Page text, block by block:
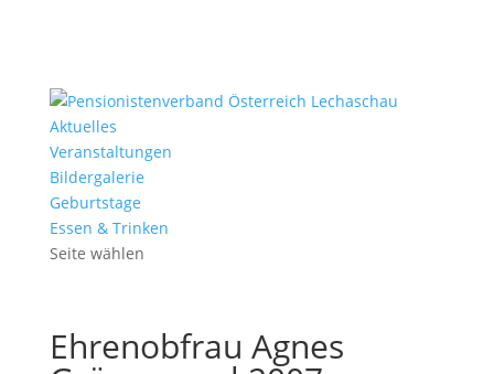
Aktuelles
Veranstaltungen
Bildergalerie
Geburtstage
Essen & Trinken
Seite wählen
Ehrenobfrau Agnes